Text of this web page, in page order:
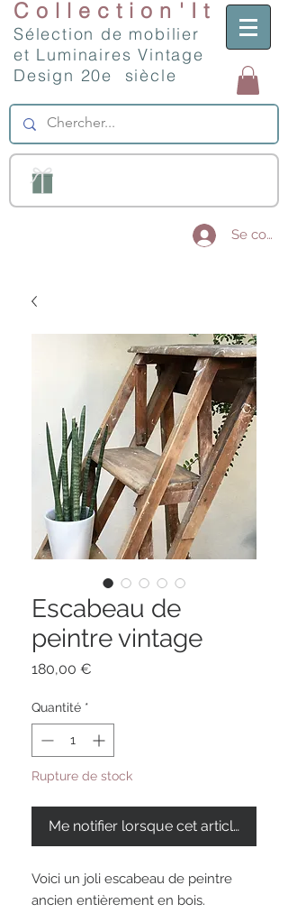
Collection'It
Sélection de mobilier
et Luminaires Vintage
Design 20e siècle
Se
Escabeau de
peintre vintage
180,00 €
Quantité *
Rupture de stock
Me notifier lorsque cet article est
Voici un joli escabeau de peintre
ancien entièrement en bois.